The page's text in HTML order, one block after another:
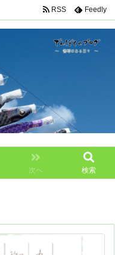
次へ 検索
RSS Feedly